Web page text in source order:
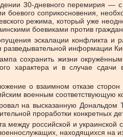
30-дневного перемирия —
соприкосновения,
режима, который уже
боевиками против
эскалации конфликта
информации
сохранить жизни
характера и в случае
о взаимном отказе
военным соответствующую
на высказанную
проработки конкретных
российской и
находящихся на